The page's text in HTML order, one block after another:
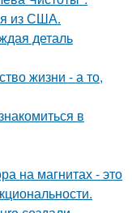
из США.
деталь
жизни - а то,
в
на магнитах - это